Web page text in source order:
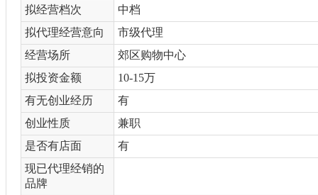
拟经营档次
中档
拟代理经营意向
市级代理
经营场所
郊区购物中心
拟投资金额
10-15万
有无创业经历
有
创业性质
兼职
是否有店面
有
现已代理经销的
品牌